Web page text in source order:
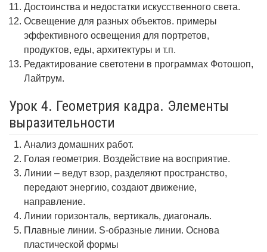
Достоинства и недостатки искусственного света.
Освещение для разных объектов. примеры
эффективного освещения для портретов,
продуктов, еды, архитектуры и т.п.
Редактирование светотени в программах Фотошоп,
Лайтрум.
Урок 4. Геометрия кадра. Элементы
выразительности
Анализ домашних работ.
Голая геометрия. Воздействие на восприятие.
Линии – ведут взор, разделяют пространство,
передают энергию, создают движение,
направление.
Линии горизонталь, вертикаль, диагональ.
Плавные линии. S-образные линии. Основа
пластической формы